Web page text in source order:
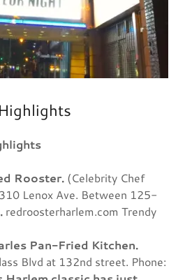
Rooster. (Celebrity Chef
Lenox Ave. Between 125-
. redroosterharlem.com Trendy
Pan-Fried Kitchen.
Blvd at 132nd street. Phone: